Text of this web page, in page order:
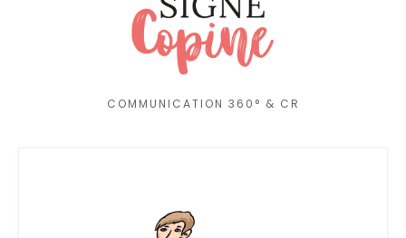
COMMUNICATION 360° & CR